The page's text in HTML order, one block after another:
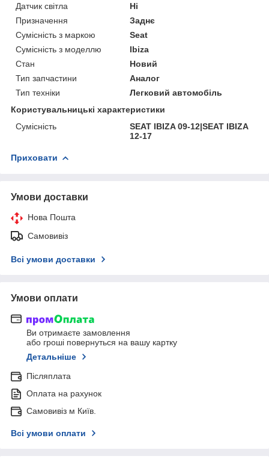
Датчик світла
Ні
Призначення
Заднє
Сумісність з маркою
Seat
Сумісність з моделлю
Ibiza
Стан
Новий
Тип запчастини
Аналог
Тип техніки
Легковий автомобіль
Користувальницькі характеристики
Сумісність
SEAT IBIZA 09-12|SEAT IBIZA
12-17
Приховати
Умови доставки
Нова Пошта
Самовивіз
Всі умови доставки
Умови оплати
Ви отримаєте замовлення
або гроші повернуться на вашу картку
Детальніше
Післяплата
Оплата на рахунок
Самовивіз м Київ.
Всі умови оплати